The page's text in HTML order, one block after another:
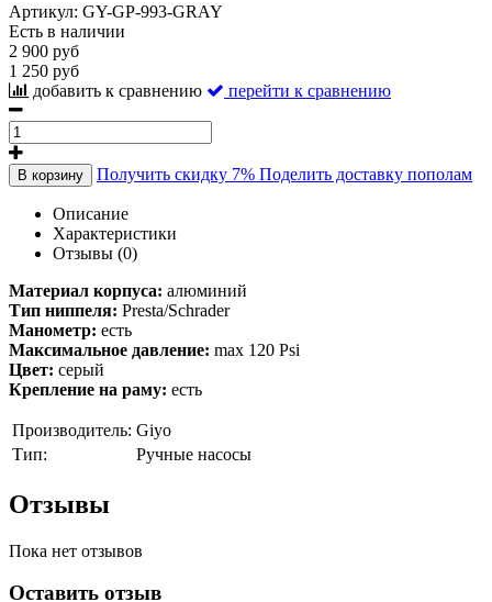
Артикул: GY-GP-993-GRAY
Есть в наличии
2 900 руб
1 250 руб
добавить к сравнению
перейти к сравнению
В корзину Получить скидку 7% Поделить доставку пополам
Описание
Характеристики
Отзывы (0)
Материал корпуса: алюминий
Тип ниппеля: Presta/Schrader
Манометр: есть
Максимальное давление: max 120 Psi
Цвет: серый
Крепление на раму: есть
Производитель: Giyo
Тип:
Ручные насосы
Отзывы
Пока нет отзывов
Оставить отзыв